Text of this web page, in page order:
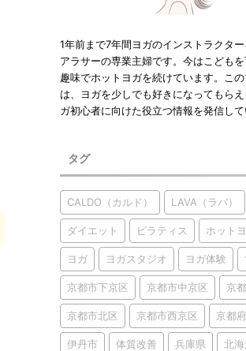
1年前まで7年間ヨガのインストラクタ
アラサーの専業主婦です。今はこども
趣味でホットヨガを続けています。こ
は、ヨガを少しでも好きになってもら
ガ初心者に向けた役立つ情報を発信して
タグ
CALDO（カルド） LAVA（ラバ）
ダイエット ピラティス ホット
ヨガ ヨガスタジオ ヨガ体験
京都市下京区 京都市中京区 京
京都市北区 京都市西京区 京都府
伊丹市 体質改善 兵庫県 北海